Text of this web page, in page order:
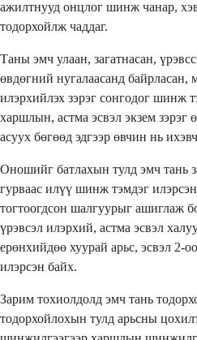
ажилтнууд онцлог шинж чанар,
тодорхойлж чаддаг.
Таны эмч улаан, загатнасан,
өвдөгний нугалаасанд
илэрхийлэх зэрэг сонгодог шинж
харшлын, астма эсвэл экзем зэрэг
асуух бөгөөд эдгээр өвчин нь
Оношийг батлахын тулд эмч тань
гурваас илүү шинж тэмдэг илэрсэн
тогтоогдсон шалгуурыг ашиглаж
үрэвсэл илэрхий, астма эсвэл
ерөнхийдөө хуурай арьс, эсвэл 2-
илэрсэн байх.
Зарим тохиолдолд эмч тань
тодорхойлохын тулд арьсны